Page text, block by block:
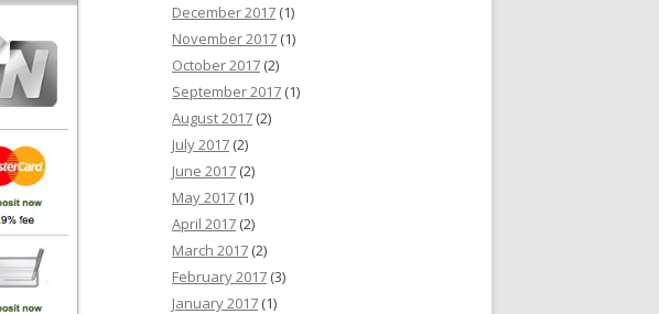
December 2017 (1)
November 2017 (1)
October 2017 (2)
September 2017 (1)
August 2017 (2)
July 2017 (2)
June 2017 (2)
May 2017 (1)
April 2017 (2)
March 2017 (2)
February 2017 (3)
January 2017 (1)